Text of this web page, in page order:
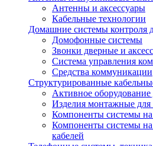
Антенны и аксессуары
Кабельные технологии
Домашние системы контроля
Домофонные системы
Звонки дверные и
Система управления
Средства коммуникации
Структурированные
Активное
Изделия монтажные
Компоненты системы
Компоненты системы на
кабелей